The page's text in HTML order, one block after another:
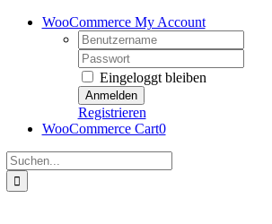
WooCommerce My Account
Username:
Password:
Eingeloggt bleiben
Registrieren
WooCommerce Cart0
Suche
nach: